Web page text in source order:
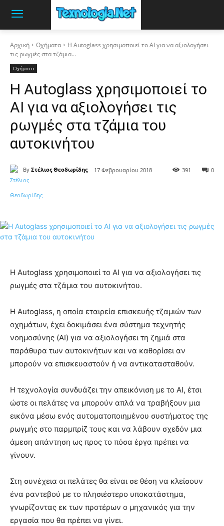
Αρχική Οχήματα
Η Autoglass χρησιμοποιεί το AI για να αξιολογήσει
τις ρωγμές στα τζάμια...
Οχήματα
Η Autoglass χρησιμοποιεί το
AI για να αξιολογήσει τις
ρωγμές στα τζάμια του
αυτοκινήτου
By Στέλιος Θεοδωρίδης 17 Φεβρουαρίου 2018 0
391
Η Autoglass χρησιμοποιεί το AI για να αξιολογήσει τις
ρωγμές στα τζάμια του αυτοκινήτου.
Η Autoglass, η οποία εταιρεία επισκευής τζαμιών των
οχημάτων, έχει δοκιμάσει ένα σύστημα τεχνητής
νοημοσύνης (AI) για να αξιολογήσει τη ζημιά στα
παράθυρα των αυτοκινήτων και να καθορίσει αν
μπορούν να επισκευαστούν ή να αντικατασταθούν.
Η τεχνολογία συνδυάζει την απεικόνιση με το AI, έτσι
ώστε οι πελάτες να μπορούν απλά να τραβήξουν μια
εικόνα μέσω ενός αυτοματοποιημένου συστήματος της
ρωγμής στο παρμπρίζ τους και να λάβουν σχεδόν μια
άμεση απάντηση ως προς το πόσα έργα πρέπει να
γίνουν.
Στη συνέχεια οι πελάτες θα είναι σε θέση να κλείσουν
ένα ραντεβού με το πλησιέστερο υποκατάστημα,
γνωρίζοντας εκ των προτέρων ο μηχανικός για την
εργασία που θα πρέπει να γίνει.